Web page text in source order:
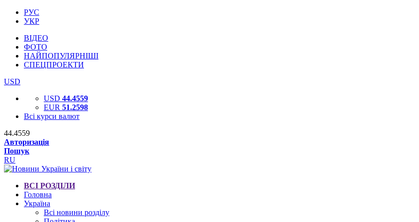
РУС
УКР
ВІДЕО
ФОТО
НАЙПОПУЛЯРНІШІ
СПЕЦПРОЕКТИ
USD
USD 44.4559
EUR 51.2598
Всі курси валют
44.4559
Авторизація
Пошук
RU
ВСІ РОЗДІЛИ
Головна
Україна
Всі новини розділу